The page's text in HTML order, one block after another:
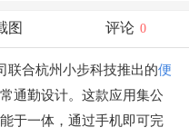
图 评论 0
联合杭州小步科技推出的便
通勤设计。这款应用集公
于一体，通过手机即可完